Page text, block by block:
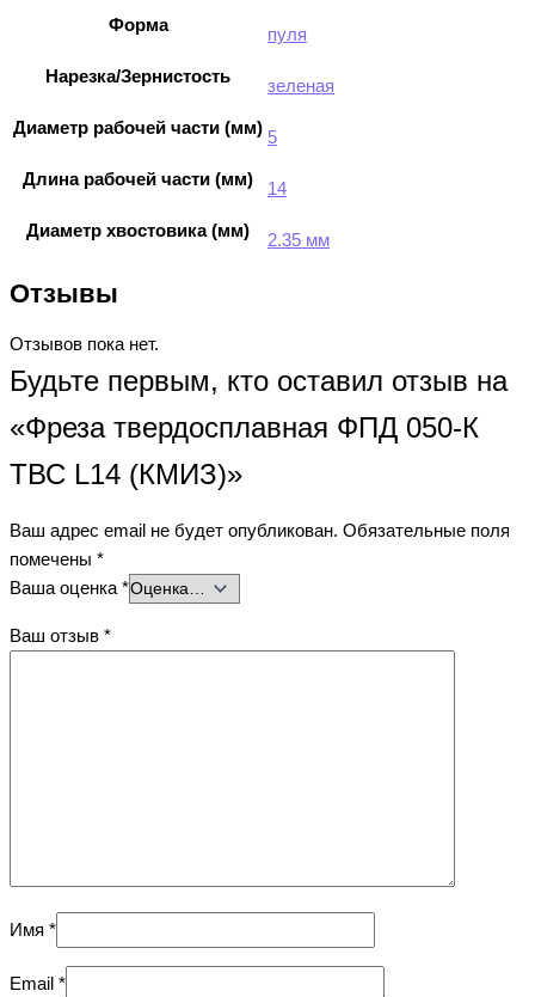
Форма пуля
Нарезка/Зернистость зеленая
Диаметр рабочей части (мм) 5
Длина рабочей части (мм) 14
Диаметр хвостовика (мм) 2.35 мм
Отзывы
Отзывов пока нет.
Будьте первым, кто оставил отзыв на
«Фреза твердосплавная ФПД 050-К
ТВС L14 (КМИЗ)»
Ваш адрес email не будет опубликован. Обязательные поля
помечены *
Ваша оценка *
Ваш отзыв *
Имя *
Email *